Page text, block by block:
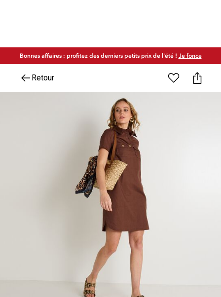
Bonnes affaires : profitez des derniers petits prix de l'été ! Je fonce
Retour